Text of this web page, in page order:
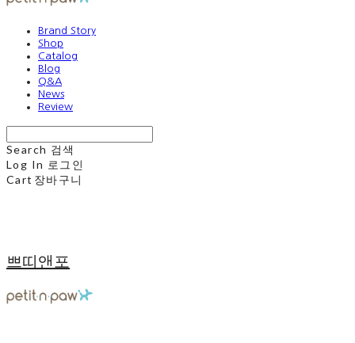
Brand Story
Shop
Catalog
Blog
Q&A
News
Review
Search 검색
Log In 로그인
Cart 장바구니
쁘띠앤포